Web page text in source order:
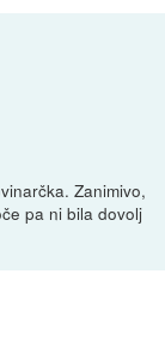
Zanimivo,
pa ni bila dovolj